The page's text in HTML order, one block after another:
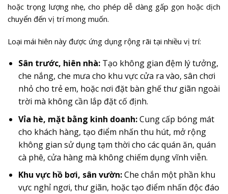
hoặc trọng lượng nhẹ, cho phép dễ dàng gấp gọn hoặc dịch
chuyển đến vị trí mong muốn.
Loại mái hiên này được ứng dụng rộng rãi tại nhiều vị trí:
Sân trước, hiên nhà:Tạo không gian đệm lý tưởng,
che nắng, che mưa cho khu vực cửa ra vào, sân chơi
nhỏ cho trẻ em, hoặc nơi đặt bàn ghế thư giãn ngoài
trời mà không cần lắp đặt cố định.
Vỉa hè, mặt bằng kinh doanh:Cung cấp bóng mát
cho khách hàng, tạo điểm nhấn thu hút, mở rộng
không gian sử dụng tạm thời cho các quán ăn, quán
cà phê, cửa hàng mà không chiếm dụng vĩnh viễn.
Khu vực hồ bơi, sân vườn:Che chắn một phần khu
vực nghỉ ngơi, thư giãn, hoặc tạo điểm nhấn độc đáo